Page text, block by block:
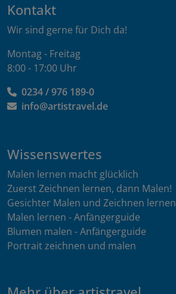
Kontakt
Wir sind gerne für Dich da!
Montag - Freitag
8:00 - 17:00 Uhr
0234 / 976 189-0
info@artistravel.de
Wissenswertes
Malen lernen macht glücklich
Zuerst Zeichnen lernen, dann Malen!
Gesichter Malen und Zeichnen lernen
Malen lernen - Anfängerguide
Blumen malen - Anfängerguide
Portrait zeichnen und malen